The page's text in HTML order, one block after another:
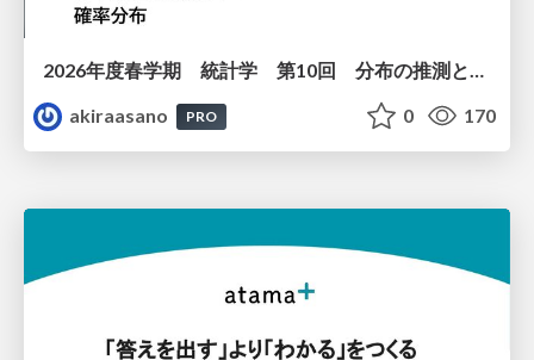
2026年度春学期 統計学 第10回 分布の推測とは － 標本調査，度数分布と確率分布 (2026. 6. 4)
akiraasano
PRO 0 170